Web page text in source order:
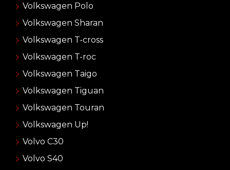
Volkswagen Polo
Volkswagen Sharan
Volkswagen T-cross
Volkswagen T-roc
Volkswagen Taigo
Volkswagen Tiguan
Volkswagen Touran
Volkswagen Up!
Volvo C30
Volvo S40